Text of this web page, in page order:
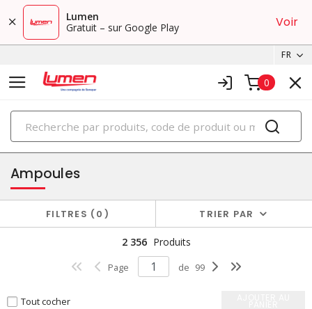
Lumen
Gratuit – sur Google Play
Voir
FR
0
PRODUITS
éclairage
Ampoules
FILTRES 0 TRIER PAR
2 356 Produits
Page de 99
Tout cocher